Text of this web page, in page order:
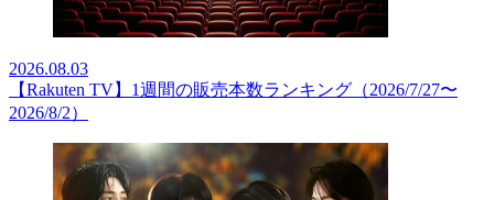
2026.08.03
【Rakuten TV】1週間の販売本数ランキング（2026/7/27〜
2026/8/2）